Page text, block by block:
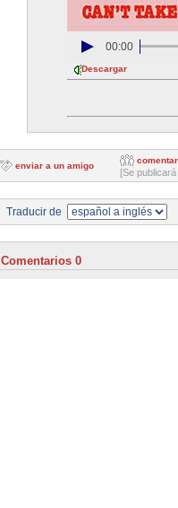
00:00
Descargar
enviar a un amigo
comentar
[Se
Traducir de
Comentarios 0